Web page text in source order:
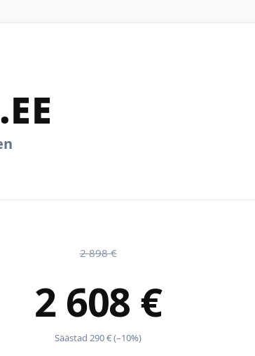
2 898 €
2 608 €
Säästad 290 € (–10%)